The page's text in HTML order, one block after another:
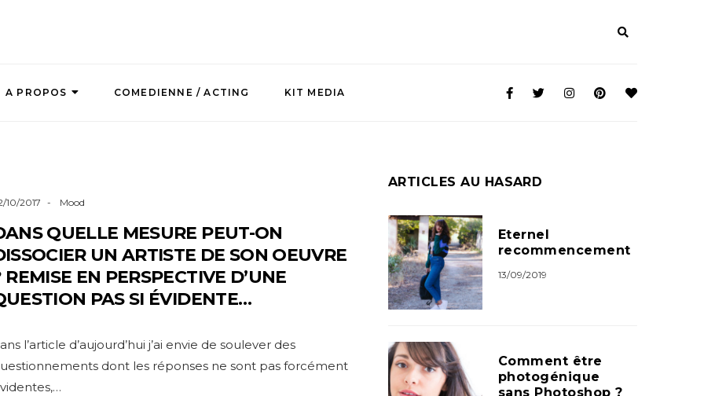
A PROPOS COMEDIENNE / ACTING KIT MEDIA
10/2017 Mood
QUELLE MESURE PEUT-ON
UN ARTISTE DE SON OEUVRE
REMISE EN PERSPECTIVE D’UNE
PAS SI ÉVIDENTE…
l’article d’aujourd’hui j’ai envie de soulever des
dont les réponses ne sont pas forcément
ARTICLES AU HASARD
Eternel
recommencement
13/09/2019
Comment être
photogénique
sans Photoshop ?